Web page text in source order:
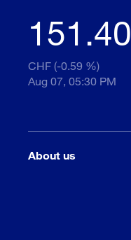
151.40
CHF (-0.59 %)
Aug 07, 05:30 PM
About us